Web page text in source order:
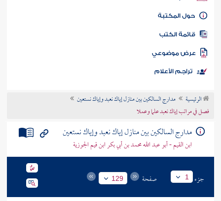
كتاب الأمة
المكتبة
الكتب
موضوعي
تراجم الأعلام
الرئيسية
مدارج السالكين بين منازل إياك نعبد وإياك نستعين
فصل في مراتب إياك نعبد علما وعملا
مدارج السالكين بين منازل إياك نعبد وإياك نستعين
ابن القيم - أبو عبد الله محمد بن أبي بكر ابن قيم الجوزية
جزء 1 صفحة 129